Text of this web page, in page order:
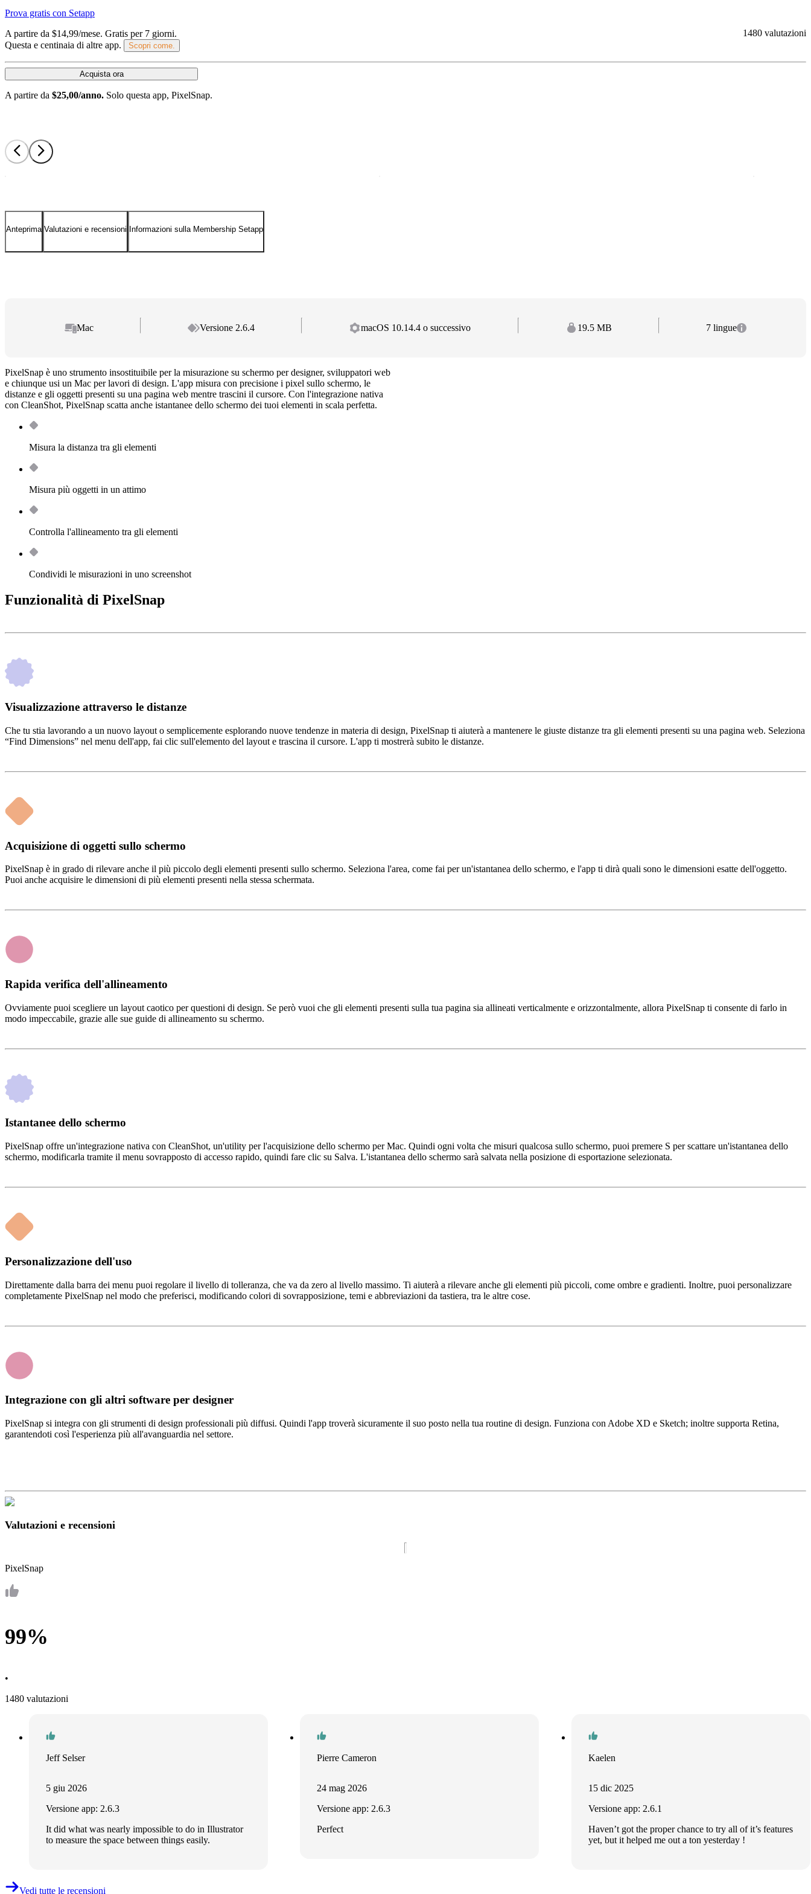
1480 valutazioni
Prova gratis con Setapp
A partire da $14,99/mese. Gratis per 7 giorni.
Questa e centinaia di altre app.
Scopri come.
Acquista ora
A partire da $25,00/anno. Solo questa app, PixelSnap.
Anteprima Valutazioni e recensioni Informazioni sulla Membership Setapp
Mac Versione 2.6.4 macOS 10.14.4 o successivo 19.5 MB 7 lingue
PixelSnap è uno strumento insostituibile per la misurazione su schermo per designer, sviluppatori web
e chiunque usi un Mac per lavori di design. L'app misura con precisione i pixel sullo schermo, le
distanze e gli oggetti presenti su una pagina web mentre trascini il cursore. Con l'integrazione nativa
con CleanShot, PixelSnap scatta anche istantanee dello schermo dei tuoi elementi in scala perfetta.
Misura la distanza tra gli elementi
Misura più oggetti in un attimo
Controlla l'allineamento tra gli elementi
Condividi le misurazioni in uno screenshot
Funzionalità di PixelSnap
Visualizzazione attraverso le distanze
Che tu stia lavorando a un nuovo layout o semplicemente esplorando nuove tendenze in materia di design, PixelSnap ti aiuterà a mantenere le giuste distanze tra gli elementi presenti su una pagina web. Seleziona
“Find Dimensions” nel menu dell'app, fai clic sull'elemento del layout e trascina il cursore. L'app ti mostrerà subito le distanze.
Acquisizione di oggetti sullo schermo
PixelSnap è in grado di rilevare anche il più piccolo degli elementi presenti sullo schermo. Seleziona l'area, come fai per un'istantanea dello schermo, e l'app ti dirà quali sono le dimensioni esatte dell'oggetto.
Puoi anche acquisire le dimensioni di più elementi presenti nella stessa schermata.
Rapida verifica dell'allineamento
Ovviamente puoi scegliere un layout caotico per questioni di design. Se però vuoi che gli elementi presenti sulla tua pagina sia allineati verticalmente e orizzontalmente, allora PixelSnap ti consente di farlo in
modo impeccabile, grazie alle sue guide di allineamento su schermo.
Istantanee dello schermo
PixelSnap offre un'integrazione nativa con CleanShot, un'utility per l'acquisizione dello schermo per Mac. Quindi ogni volta che misuri qualcosa sullo schermo, puoi premere S per scattare un'istantanea dello
schermo, modificarla tramite il menu sovrapposto di accesso rapido, quindi fare clic su Salva. L'istantanea dello schermo sarà salvata nella posizione di esportazione selezionata.
Personalizzazione dell'uso
Direttamente dalla barra dei menu puoi regolare il livello di tolleranza, che va da zero al livello massimo. Ti aiuterà a rilevare anche gli elementi più piccoli, come ombre e gradienti. Inoltre, puoi personalizzare
completamente PixelSnap nel modo che preferisci, modificando colori di sovrapposizione, temi e abbreviazioni da tastiera, tra le altre cose.
Integrazione con gli altri software per designer
PixelSnap si integra con gli strumenti di design professionali più diffusi. Quindi l'app troverà sicuramente il suo posto nella tua routine di design. Funziona con Adobe XD e Sketch; inoltre supporta Retina,
garantendoti così l'esperienza più all'avanguardia nel settore.
Valutazioni e recensioni
PixelSnap
99%
•
1480 valutazioni
Jeff Selser
5 giu 2026
Versione app: 2.6.3
It did what was nearly impossible to do in Illustrator
to measure the space between things easily.
Pierre Cameron
24 mag 2026
Versione app: 2.6.3
Perfect
Kaelen
15 dic 2025
Versione app: 2.6.1
Haven’t got the proper chance to try all of it’s features
yet, but it helped me out a ton yesterday !
Vedi tutte le recensioni